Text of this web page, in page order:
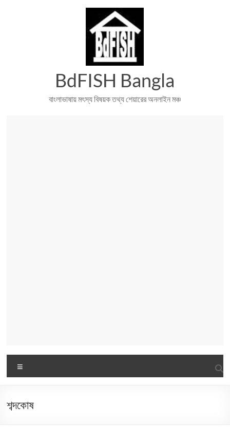
BdFISH Bangla
বাংলাভাষায় মৎস্য বিষয়ক তথ্য শেয়ারের অনলাইন মঞ্চ
শব্দকোষ